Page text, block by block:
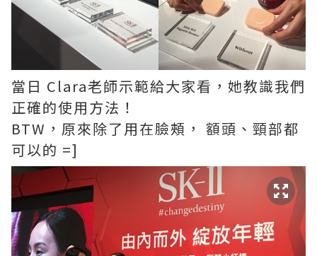
當日 Clara老師示範給大家看，她教識我們
正確的使用方法！
BTW，原來除了用在臉頰， 額頭、頸部都
可以的 =]